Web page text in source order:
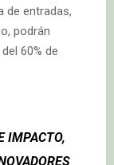
de entradas,
podrán
60% de
IMPACTO,